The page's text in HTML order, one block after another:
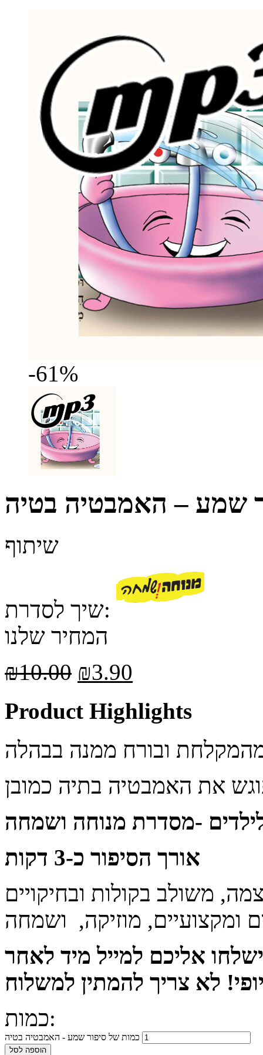
-61%
שמע – האמבטיה בטיה
שיתוף
שיך לסדרת:
המחיר שלנו
₪10.00 ₪3.90
Product Highlights
-מסדרת מנוחה ושמחה
אורך הסיפור כ-3 דקות
משולב בקולות ובחיקויים
ומקצועיים, מוזיקה, ושמחה
אליכם למייל מיד לאחר
כמות:
כמות של סיפור שמע - האמבטיה בטיה
הוספה לסל